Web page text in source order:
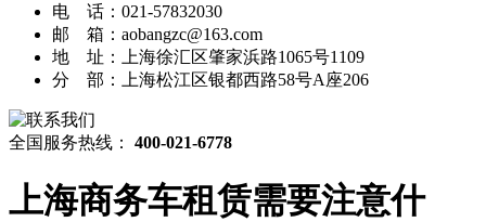
电 话：021-57832030
邮 箱：aobangzc@163.com
地 址：上海徐汇区肇家浜路1065号1109
分 部：上海松江区银都西路58号A座206
全国服务热线： 400-021-6778
上海商务车租赁需要注意什